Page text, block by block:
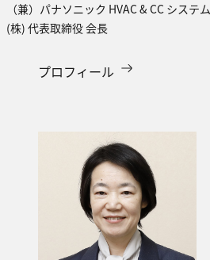
（兼）パナソニック HVAC & CC システ
(株) 代表取締役 会長
プロフィール